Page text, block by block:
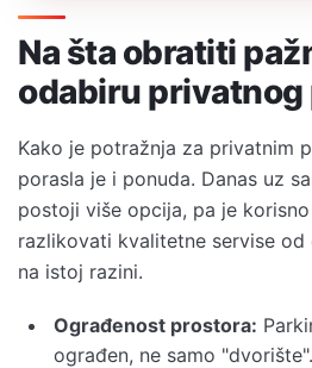
Na šta obratiti
odabiru privatnog
Kako je potražnja za privatnim
porasla je i ponuda. Danas uz
postoji više opcija, pa je
razlikovati kvalitetne servise od
na istoj razini.
Ograđenost prostora:
ograđen, ne samo